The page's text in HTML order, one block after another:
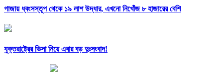
গাজায় ধ্বংসস্তূপ থেকে ১৯ লাশ উদ্ধার, এখনো নিখোঁজ ৮ হাজারের বেশি
যুক্তরাষ্ট্রের ভিসা নিয়ে এবার বড় দুঃসংবাদ!